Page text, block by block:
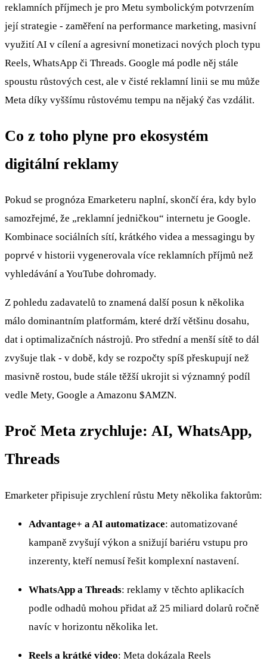
reklamních příjmech je pro Metu symbolickým potvrzením
její strategie - zaměření na performance marketing, masivní
využití AI v cílení a agresivní monetizaci nových ploch typu
Reels, WhatsApp či Threads. Google má podle něj stále
spoustu růstových cest, ale v čisté reklamní linii se mu může
Meta díky vyššímu růstovému tempu na nějaký čas vzdálit.
Co z toho plyne pro ekosystém
digitální reklamy
Pokud se prognóza Emarketeru naplní, skončí éra, kdy bylo
samozřejmé, že „reklamní jedničkou“ internetu je Google.
Kombinace sociálních sítí, krátkého videa a messagingu by
poprvé v historii vygenerovala více reklamních příjmů než
vyhledávání a YouTube dohromady.
Z pohledu zadavatelů to znamená další posun k několika
málo dominantním platformám, které drží většinu dosahu,
dat i optimalizačních nástrojů. Pro střední a menší sítě to dál
zvyšuje tlak - v době, kdy se rozpočty spíš přeskupují než
masivně rostou, bude stále těžší ukrojit si významný podíl
vedle Mety, Google a Amazonu $AMZN.
Proč Meta zrychluje: AI, WhatsApp,
Threads
Emarketer připisuje zrychlení růstu Mety několika faktorům:
Advantage+ a AI automatizace: automatizované
kampaně zvyšují výkon a snižují bariéru vstupu pro
inzerenty, kteří nemusí řešit komplexní nastavení.
WhatsApp a Threads: reklamy v těchto aplikacích
podle odhadů mohou přidat až 25 miliard dolarů ročně
navíc v horizontu několika let.
Reels a krátké video: Meta dokázala Reels